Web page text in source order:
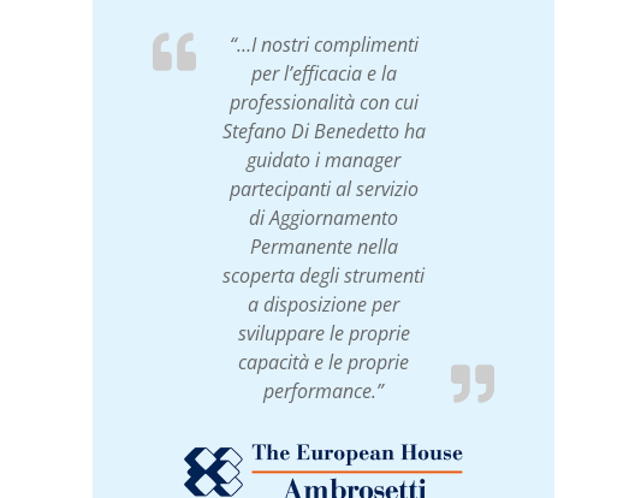
“…I nostri complimenti
per l’efficacia e la
professionalità con cui
Stefano Di Benedetto ha
guidato i manager
partecipanti al servizio
di Aggiornamento
Permanente nella
scoperta degli strumenti
a disposizione per
sviluppare le proprie
capacità e le proprie
performance.”